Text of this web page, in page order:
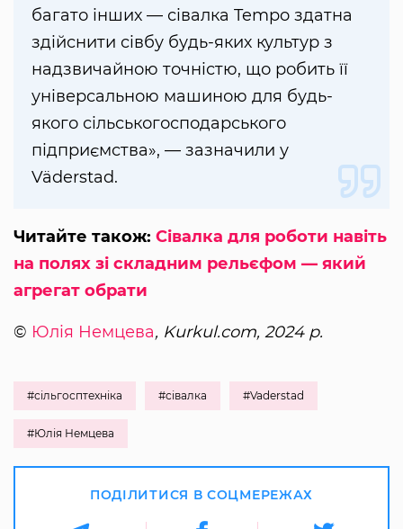
багато інших — сівалка Tempo здатна
здійснити сівбу будь-яких культур з
надзвичайною точністю, що робить її
універсальною машиною для будь-
якого сільськогосподарського
підприємства», — зазначили у
Väderstad.
Читайте також: Сівалка для роботи навіть
на полях зі складним рельєфом — який
агрегат обрати
© Юлія Немцева, Kurkul.com, 2024 р.
#сільгосптехніка #сівалка #Vaderstad
#Юлія Немцева
ПОДІЛИТИСЯ В СОЦМЕРЕЖАХ